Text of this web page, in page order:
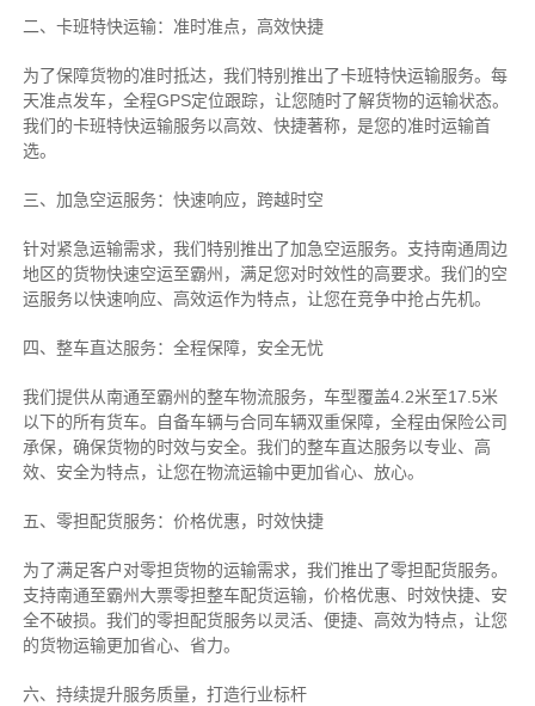
二、卡班特快运输：准时准点，高效快捷
为了保障货物的准时抵达，我们特别推出了卡班特快运输服务。每
天准点发车，全程GPS定位跟踪，让您随时了解货物的运输状态。
我们的卡班特快运输服务以高效、快捷著称，是您的准时运输首
选。
三、加急空运服务：快速响应，跨越时空
针对紧急运输需求，我们特别推出了加急空运服务。支持南通周边
地区的货物快速空运至霸州，满足您对时效性的高要求。我们的空
运服务以快速响应、高效运作为特点，让您在竞争中抢占先机。
四、整车直达服务：全程保障，安全无忧
我们提供从南通至霸州的整车物流服务，车型覆盖4.2米至17.5米
以下的所有货车。自备车辆与合同车辆双重保障，全程由保险公司
承保，确保货物的时效与安全。我们的整车直达服务以专业、高
效、安全为特点，让您在物流运输中更加省心、放心。
五、零担配货服务：价格优惠，时效快捷
为了满足客户对零担货物的运输需求，我们推出了零担配货服务。
支持南通至霸州大票零担整车配货运输，价格优惠、时效快捷、安
全不破损。我们的零担配货服务以灵活、便捷、高效为特点，让您
的货物运输更加省心、省力。
六、持续提升服务质量，打造行业标杆